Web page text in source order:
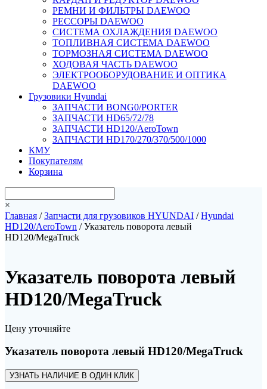
РЕМНИ И ФИЛЬТРЫ DAEWOO
РЕССОРЫ DAEWOO
СИСТЕМА ОХЛАЖДЕНИЯ DAEWOO
ТОПЛИВНАЯ СИСТЕМА DAEWOO
ТОРМОЗНАЯ СИСТЕМА DAEWOO
ХОДОВАЯ ЧАСТЬ DAEWOO
ЭЛЕКТРООБОРУДОВАНИЕ И ОПТИКА
DAEWOO
Грузовики Hyundai
ЗАПЧАСТИ BONG0/PORTER
ЗАПЧАСТИ HD65/72/78
ЗАПЧАСТИ HD120/AeroTown
ЗАПЧАСТИ HD170/270/370/500/1000
КМУ
Покупателям
Корзина
×
Главная /Запчасти для грузовиков HYUNDAI /Hyundai
HD120/AeroTown / Указатель поворота левый
HD120/MegaTruck
Указатель поворота левый
HD120/MegaTruck
Цену уточняйте
Указатель поворота левый HD120/MegaTruck
УЗНАТЬ НАЛИЧИЕ В ОДИН КЛИК